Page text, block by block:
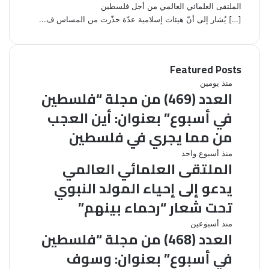
الملتقى العلمائي العالمي من أجل فلسطين
[…] يُشار إلى أنّ هيئات إسلامية عدّة حذّرت من المساس ف...
Featured Posts
ا
ل
د
د
4
)
م
ن
م
ج
ل
منذ يومين
العدد (469) من مجلة “فلسطين
في أسبوع” بعنوان: أين العجب
من مما يجري في فلسطين
ا
ل
ت
ى
ع
منذ أسبوع واحد
الملتقى العلمائي العالمي
يدعو إلى إحياء المولد النبوي
تحت شعار “رحماء بينهم”
ا
ل
د
منذ أسبوعين
العدد (468) من مجلة “فلسطين
في أسبوع” بعنوان: وسوف